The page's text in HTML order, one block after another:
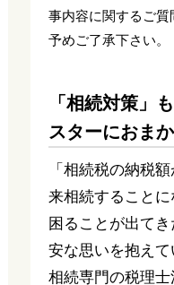
事内容に関するご
予めご了承下さい。
「相続対策」
スターにおまか
「相続税の納税
来相続すること
困ることが出て
安な思いを抱えて
相続専門の税理